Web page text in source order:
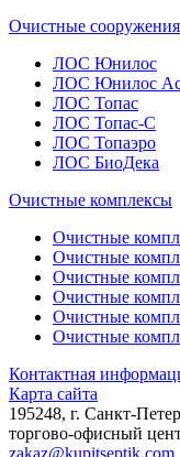
Очистные сооружения
ЛОС Юнилос
ЛОС Юнилос
ЛОС Топас
ЛОС Топас-С
ЛОС Топаэро
ЛОС БиоДека
Очистные комплексы
Очистные
Очистные
Очистные
Очистные
Очистные
Очистные
Контактная
Карта сайта
195248, г. Санкт-
торгово-офисный